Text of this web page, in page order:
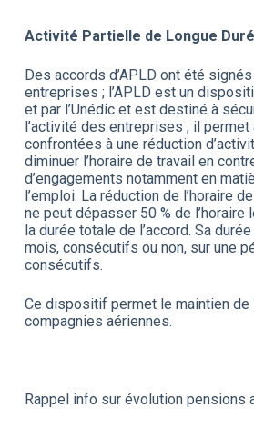
Activité Partielle de Longue
Des accords d’APLD ont été
entreprises ; l’APLD est un
et par l’Unédic et est destiné à
l’activité des entreprises ; il
confrontées à une réduction
diminuer l’horaire de travail en
d’engagements notamment en
l’emploi. La réduction de l’horaire
ne peut dépasser 50 % de l’horaire
la durée totale de l’accord. Sa
mois, consécutifs ou non, sur une
consécutifs.
Ce dispositif permet le maintien de
compagnies aériennes.
Rappel info sur évolution pensions